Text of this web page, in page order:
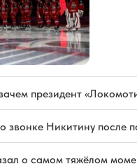
президент
звонке Никитину после
о самом тяжёлом